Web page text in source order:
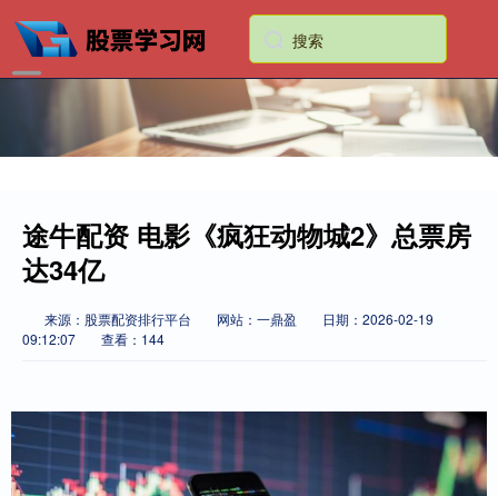
途牛配资 电影《疯狂动物城2》总票房
达34亿
来源：股票配资排行平台 网站：一鼎盈
日期：2026-02-19
09:12:07
查看：144